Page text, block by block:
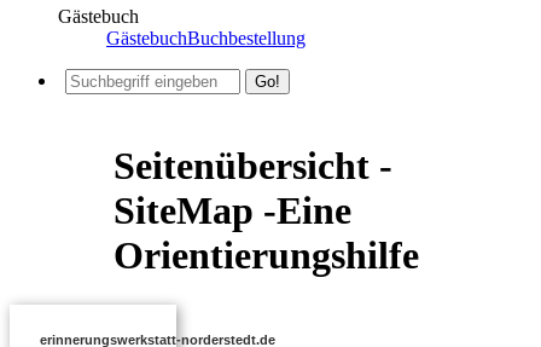
Gästebuch
GästebuchBuchbestellung
Seitenübersicht -
SiteMap -Eine
Orientierungshilfe
erinnerungswerkstatt-norderstedt.de